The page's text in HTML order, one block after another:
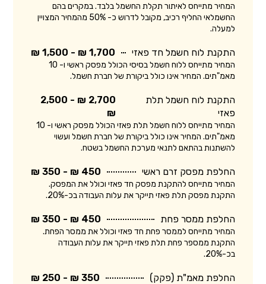
המחיר מתייחס לאיתור תקלת החשמל בלבד. במקרים בהם
החשמלאי החליף רכיב, מקובל לדרוש כ- 50% מהמחיר המצויין
למעלה.
התקנת לוח חשמל חד פאזי 1,700 ₪ - 1,500 ₪
המחיר מתייחס ללוח חשמל בסיסי הכולל מפסק ראשי ו- 10
מאמ"תים. המחיר אינו כולל ביקורת של חברת חשמל.
התקנת לוח חשמל תלת
פאזי
2,700 ₪ - 2,500
₪
המחיר מתייחס ללוח חשמל תלת פאזי הכולל מפסק ראשי ו- 10
מאמ"תים. המחיר אינו כולל ביקורת של חברת חשמל ועשוי
להשתנות בהתאם לתנאי מערכת החשמל בשטח.
החלפת מפסק זרם ראשי 450 ₪ - 350 ₪
המחיר מתייחס להתקנת מפסק חד פאזי וכולל את המפסק.
התקנת מפסק תלת פאזי תייקר את עלות העבודה בכ-20%.
החלפת ממסר פחת 450 ₪ - 350 ₪
המחיר מתייחס לממסר פחת חד פאזי וכולל את ממסר הפחת.
התקנת ממספר פחת תלת פאזי תייקר את עלות העבודה
בכ-20%.
החלפת מאמ"ת (פקק) 350 ₪ - 250 ₪